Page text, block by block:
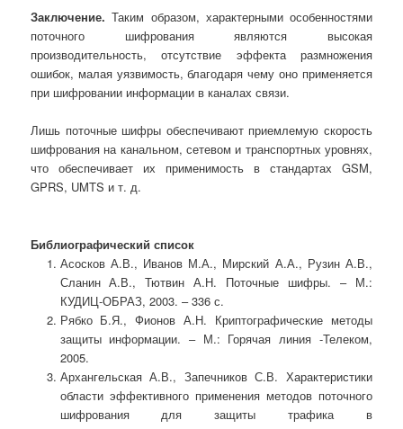
Заключение.Таким образом, характерными особенностями
поточного шифрования являются высокая
производительность, отсутствие эффекта размножения
ошибок, малая уязвимость, благодаря чему оно применяется
при шифровании информации в каналах связи.
Лишь поточные шифры обеспечивают приемлемую скорость
шифрования на канальном, сетевом и транспортных уровнях,
что обеспечивает их применимость в стандартах GSM,
GPRS, UMTS и т. д.
Библиографический список
Асосков А.В., Иванов М.А., Мирский А.А., Рузин А.В.,
Сланин А.В., Тютвин А.Н. Поточные шифры. – М.:
КУДИЦ-ОБРАЗ, 2003. – 336 с.
Рябко Б.Я., Фионов А.Н. Криптографические методы
защиты информации. ‒ М.: Горячая линия -Телеком,
2005.
Архангельская А.В., Запечников С.В. Характеристики
области эффективного применения методов поточного
шифрования для защиты трафика в